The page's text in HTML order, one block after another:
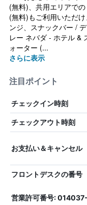
(無料)、共用エリアで
(無料)もご利用いただ
ンジ、スナックバー /
レー ネバダ - ホテル &
ォーター (...
さらに表示
注目ポイント
チェックイン時刻
チェックアウト時刻
お支払い＆キャンセル
フロントデスクの番号
営業許可番号: